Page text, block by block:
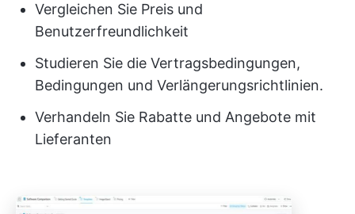
Vergleichen Sie Preis und
Benutzerfreundlichkeit
Studieren Sie die Vertragsbedingungen,
Bedingungen und Verlängerungsrichtlinien.
Verhandeln Sie Rabatte und Angebote mit
Lieferanten